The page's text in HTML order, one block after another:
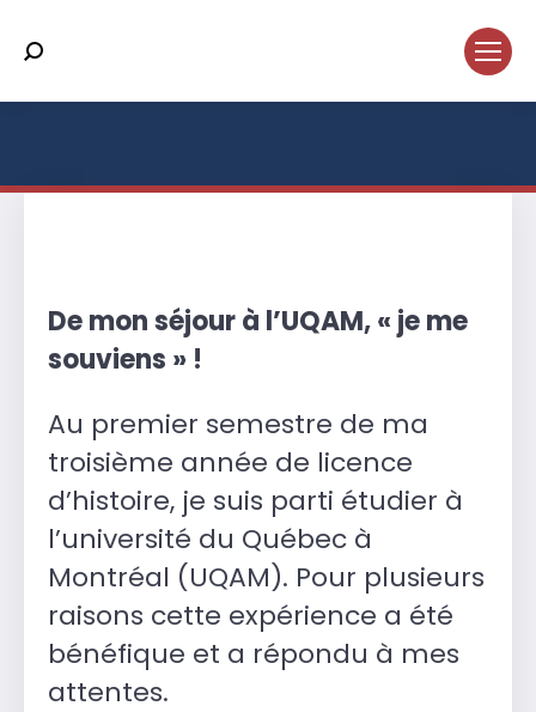
Search:
De mon séjour à l’UQAM, « je me
souviens » !
Au premier semestre de ma
troisième année de licence
d’histoire, je suis parti étudier à
l’université du Québec à
Montréal (UQAM). Pour plusieurs
raisons cette expérience a été
bénéfique et a répondu à mes
attentes.